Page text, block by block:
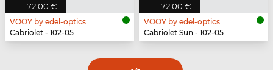
72,00 €
VOOY by edel-optics
Cabriolet - 102-05
72,00 €
VOOY by edel-optics
Cabriolet Sun - 102-05